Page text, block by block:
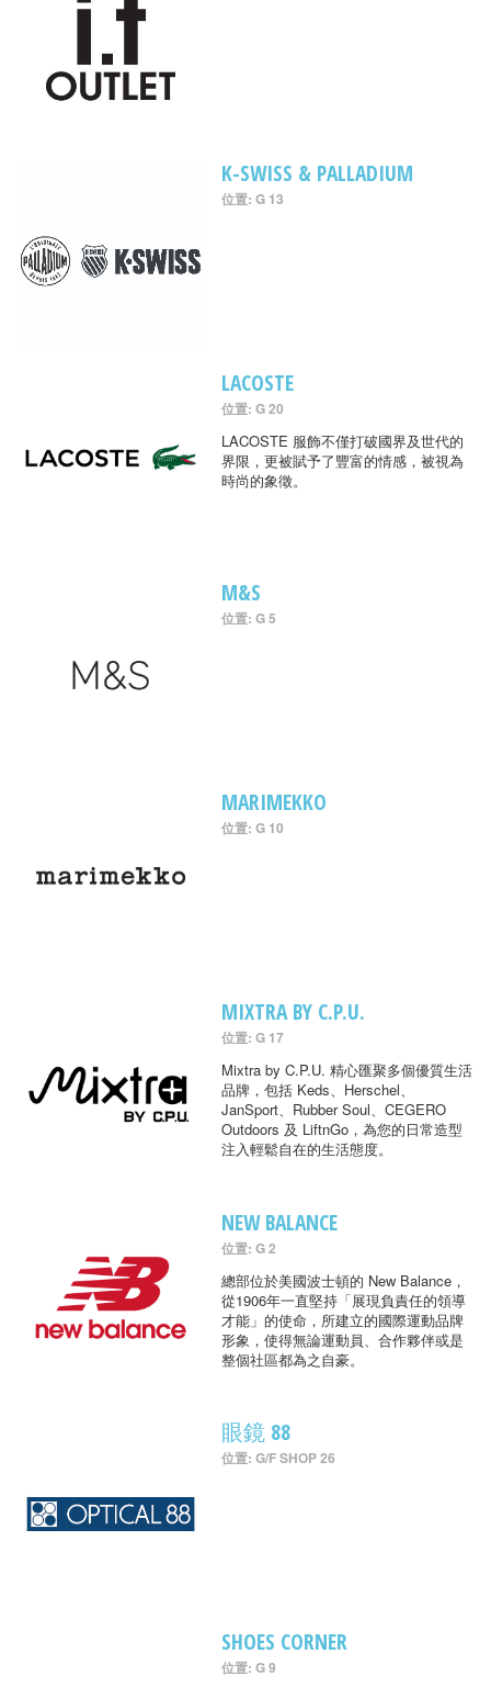
K-SWISS & PALLADIUM
位置: G 13
LACOSTE
位置: G 20
LACOSTE 服飾不僅打破國界及世代的
界限，更被賦予了豐富的情感，被視為
時尚的象徵。
M&S
位置: G 5
MARIMEKKO
位置: G 10
MIXTRA BY C.P.U.
位置: G 17
Mixtra by C.P.U. 精心匯聚多個優質生活
品牌，包括 Keds、Herschel、
JanSport、Rubber Soul、CEGERO
Outdoors 及 LiftnGo，為您的日常造型
注入輕鬆自在的生活態度。
NEW BALANCE
位置: G 2
總部位於美國波士頓的 New Balance，
從1906年一直堅持「展現負責任的領導
才能」的使命，所建立的國際運動品牌
形象，使得無論運動員、合作夥伴或是
整個社區都為之自豪。
眼鏡 88
位置: G/F SHOP 26
SHOES CORNER
位置: G 9